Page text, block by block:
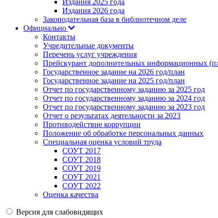
Издания 2025 года
Издания 2026 года
Законодательная база в библиотечном деле
Официально
Контакты
Учредительные документы
Перечень услуг учреждения
Прейскурант дополнительных информационных
Государственное задание на 2026 год/план
Государственное задание на 2025 год/план
Отчет по государственному заданию за 2025 год
Отчет по государственному заданию за 2024 год
Отчет по государственному заданию за 2023 год
Отчет о результатах деятельности за 2023
Противодействие коррупции
Положение об обработке персональных данных
Специальная оценка условий труда
СОУТ 2017
СОУТ 2018
СОУТ 2019
СОУТ 2021
СОУТ 2022
Оценка качества
Версия для слабовидящих